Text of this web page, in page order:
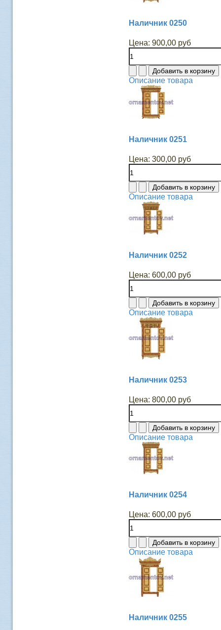
Наличник 0250
Цена: 900,00 руб
Описание товара
Наличник 0251
Цена: 300,00 руб
Описание товара
Наличник 0252
Цена: 600,00 руб
Описание товара
Наличник 0253
Цена: 800,00 руб
Описание товара
Наличник 0254
Цена: 600,00 руб
Описание товара
Наличник 0255